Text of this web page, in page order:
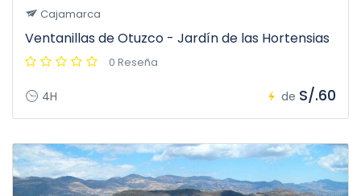
Cajamarca
Ventanillas de Otuzco - Jardín de las Hortensias
0 Reseña
4H de S/.60